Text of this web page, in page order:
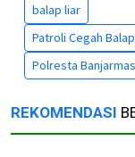
balap liar
Patroli Cegah
Polresta
REKOMENDASI